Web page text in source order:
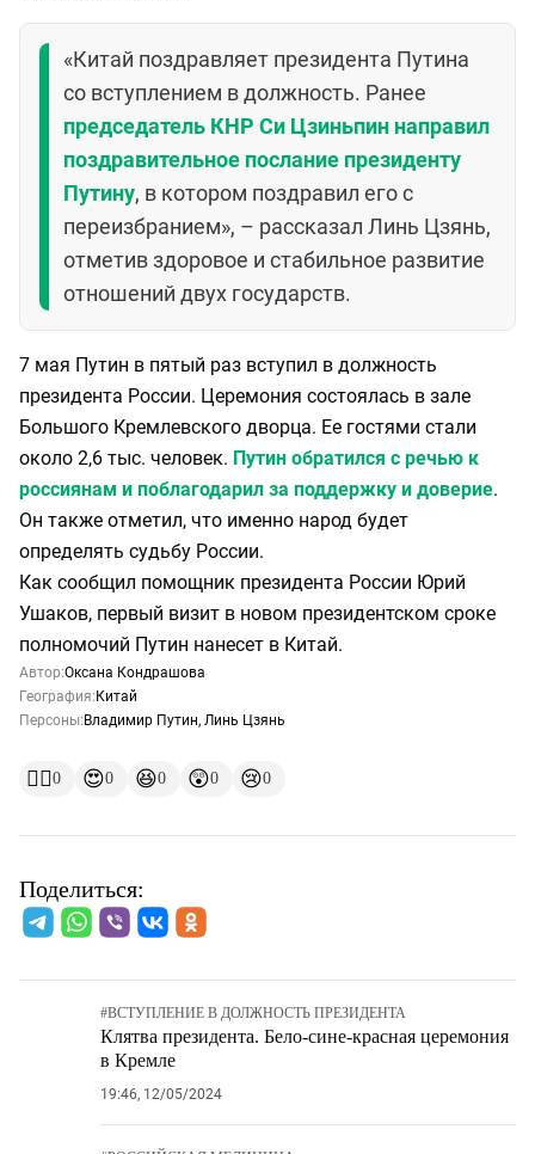
«Китай поздравляет президента Путина
со вступлением в должность. Ранее
председатель КНР Си Цзиньпин направил
поздравительное послание президенту
Путину, в котором поздравил его с
переизбранием», – рассказал Линь Цзянь,
отметив здоровое и стабильное развитие
отношений двух государств.
7 мая Путин в пятый раз вступил в должность
президента России. Церемония состоялась в зале
Большого Кремлевского дворца. Ее гостями стали
около 2,6 тыс. человек. Путин обратился с речью к
россиянам и поблагодарил за поддержку и доверие.
Он также отметил, что именно народ будет
определять судьбу России.
Как сообщил помощник президента России Юрий
Ушаков, первый визит в новом президентском сроке
полномочий Путин нанесет в Китай.
Автор:Оксана Кондрашова
География: Китай
Персоны: Владимир Путин, Линь Цзянь
👍🏻0 😍0 😆0 😲0 😢0
Поделиться:
#ВСТУПЛЕНИЕ В ДОЛЖНОСТЬ ПРЕЗИДЕНТА
Клятва президента. Бело-сине-красная церемония
в Кремле
19:46, 12/05/2024